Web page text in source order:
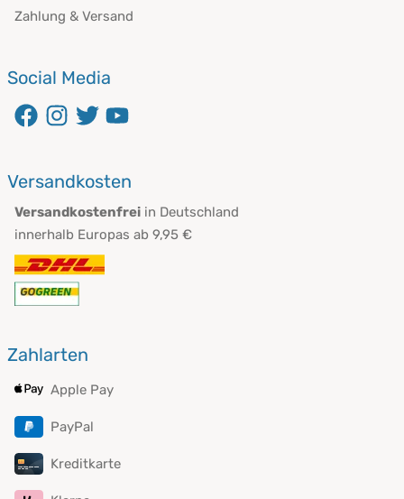
Zahlung & Versand
Social Media
öffnet in neuem Fenster
öffnet in neuem Fenster
öffnet in neuem Fenster
Versandkosten
Versandkostenfrei in Deutschland
innerhalb Europas ab 9,95 €
Zahlarten
Apple Pay
PayPal
Kreditkarte